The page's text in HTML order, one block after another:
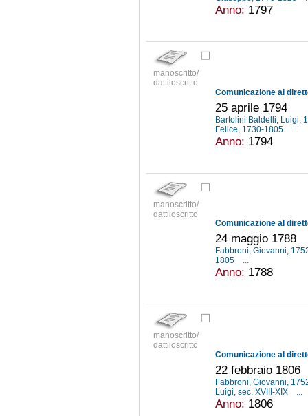
Anno: 1797
manoscritto/
dattiloscritto
25 aprile 1794
Bartolini Baldelli, Luigi,
Felice, 1730-1805
Anno: 1794
manoscritto/
dattiloscritto
24 maggio 1788
Fabbroni, Giovanni,
1805
...
Anno: 1788
manoscritto/
dattiloscritto
22 febbraio 1806
Fabbroni, Giovanni,
Luigi, sec. XVIII-XIX
...
Anno: 1806